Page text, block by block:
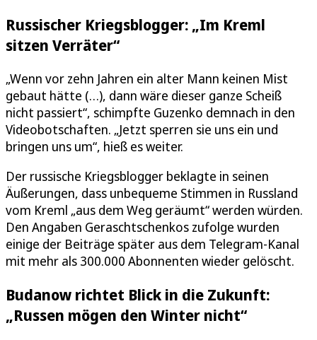
Russischer Kriegsblogger: „Im Kreml
sitzen Verräter“
„Wenn vor zehn Jahren ein alter Mann keinen Mist
gebaut hätte (…), dann wäre dieser ganze Scheiß
nicht passiert“, schimpfte Guzenko demnach in den
Videobotschaften. „Jetzt sperren sie uns ein und
bringen uns um“, hieß es weiter.
Der russische Kriegsblogger beklagte in seinen
Äußerungen, dass unbequeme Stimmen in Russland
vom Kreml „aus dem Weg geräumt“ werden würden.
Den Angaben Geraschtschenkos zufolge wurden
einige der Beiträge später aus dem Telegram-Kanal
mit mehr als 300.000 Abonnenten wieder gelöscht.
Budanow richtet Blick in die Zukunft:
„Russen mögen den Winter nicht“